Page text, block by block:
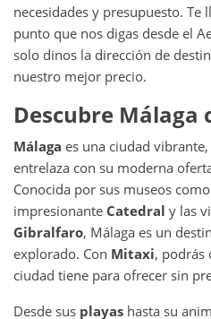
necesidades y presupuesto. Te
punto que nos digas desde el
solo dinos la dirección de
nuestro mejor precio.
Descubre Málaga
Málaga es una ciudad
entrelaza con su moderna
Conocida por sus museos
impresionante Catedral y las
Gibralfaro, Málaga es un
explorado. Con Mitaxi, podrás
ciudad tiene para ofrecer sin
Desde sus playas hasta su